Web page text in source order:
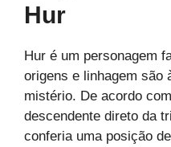
Hur
Hur é um personagem
origens e linhagem são
mistério. De acordo
descendente direto da
conferia uma posição